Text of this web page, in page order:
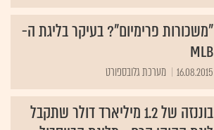
"משכורות פרימיום"? בעיקר בליגת ה-
MLB
16.08.2015 מערכת גלובספורט
בוננזה של 1.2 מיליארד דולר שתקבל